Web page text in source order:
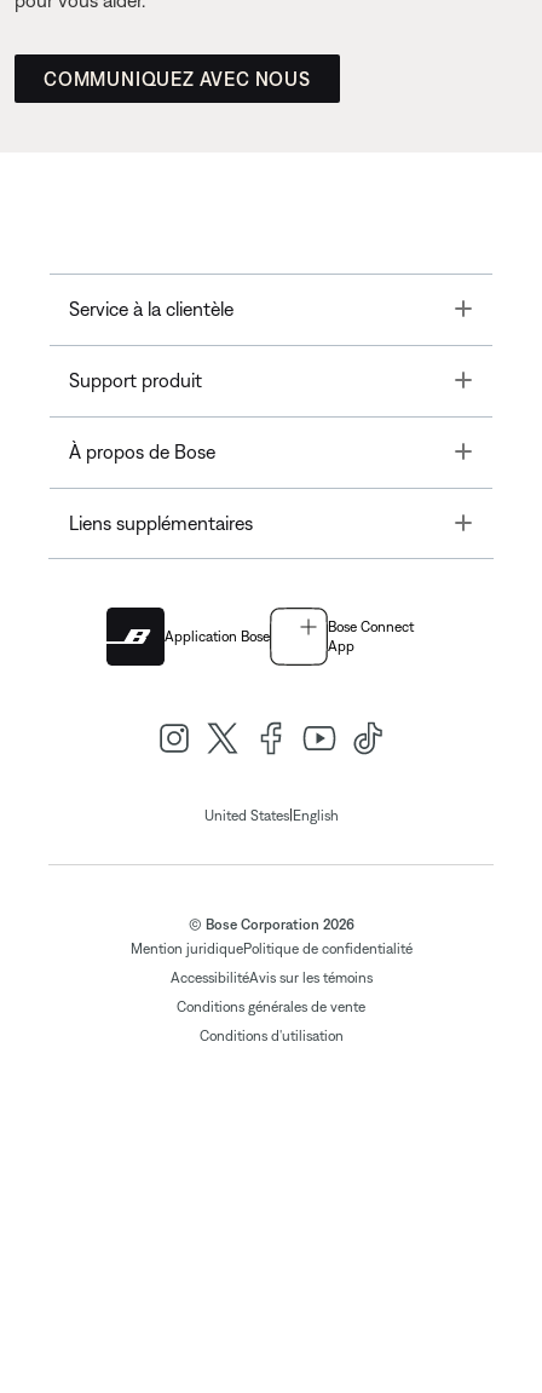
COMMUNIQUEZ AVEC NOUS
Service à la clientèle Toggle
Support produit Toggle
À propos de Bose Toggle
Liens supplémentaires Toggle
Application Bose
Bose Connect
App
United States| English
© Bose Corporation 2026
Mention juridiquePolitique de confidentialité
AccessibilitéAvis sur les témoins
Conditions générales de vente
Conditions d'utilisation